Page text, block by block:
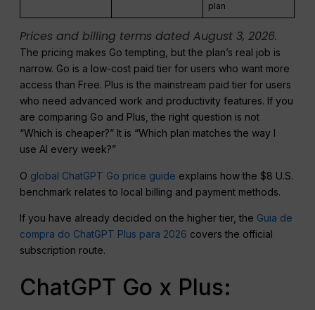
plan
Prices and billing terms dated August 3, 2026.
The pricing makes Go tempting, but the plan’s real job is
narrow. Go is a low-cost paid tier for users who want more
access than Free. Plus is the mainstream paid tier for users
who need advanced work and productivity features. If you
are comparing Go and Plus, the right question is not
“Which is cheaper?” It is “Which plan matches the way I
use AI every week?”
O global ChatGPT Go price guide explains how the $8 U.S.
benchmark relates to local billing and payment methods.
If you have already decided on the higher tier, the Guia de
compra do ChatGPT Plus para 2026 covers the official
subscription route.
ChatGPT Go x Plus: